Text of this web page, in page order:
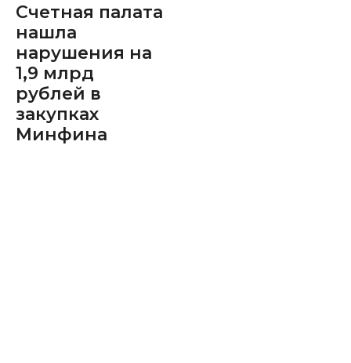
Счетная палата
нашла
нарушения на
1,9 млрд
рублей в
закупках
Минфина